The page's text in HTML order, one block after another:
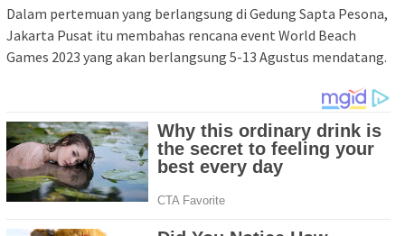
Dalam pertemuan yang berlangsung di Gedung Sapta Pesona,
Jakarta Pusat itu membahas rencana event World Beach
Games 2023 yang akan berlangsung 5-13 Agustus mendatang.